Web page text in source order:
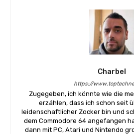
Charbel
https://
Zugegeben, ich könnte wie die
erzählen, dass ich schon seit
leidenschaftlicher Zocker bin und
dem Commodore 64 angefangen
dann mit PC, Atari und Nintendo